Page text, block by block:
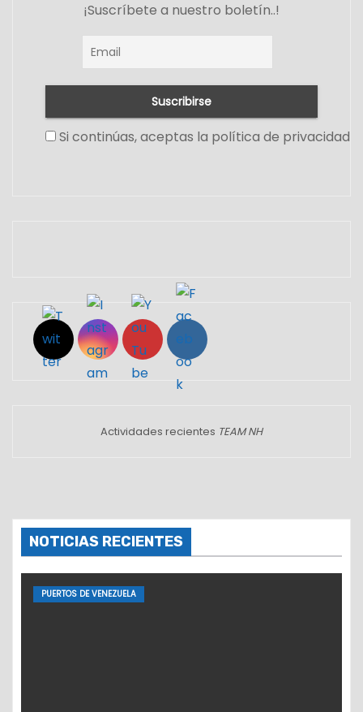
¡Suscríbete a nuestro boletín..!
Si continúas, aceptas la política de privacidad
Actividades recientes TEAM NH
NOTICIAS RECIENTES
PUERTOS DE VENEZUELA